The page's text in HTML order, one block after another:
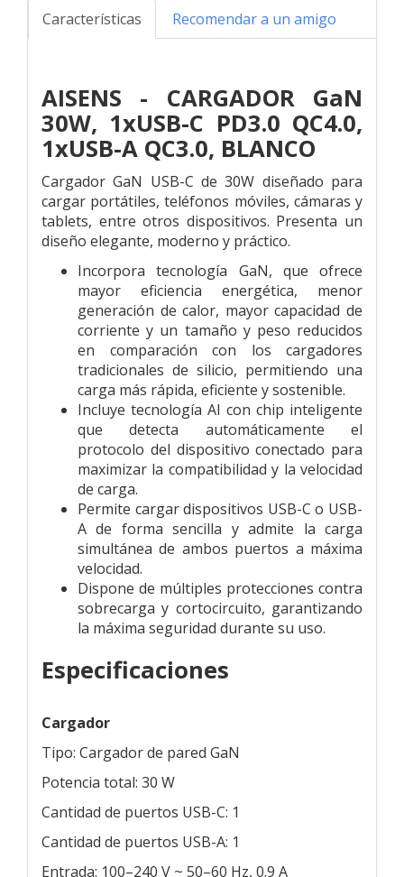
Características Recomendar a un amigo
AISENS - CARGADOR GaN
30W, 1xUSB-C PD3.0 QC4.0,
1xUSB-A QC3.0, BLANCO
Cargador GaN USB-C de 30W diseñado para
cargar portátiles, teléfonos móviles, cámaras y
tablets, entre otros dispositivos. Presenta un
diseño elegante, moderno y práctico.
Incorpora tecnología GaN, que ofrece
mayor eficiencia energética, menor
generación de calor, mayor capacidad de
corriente y un tamaño y peso reducidos
en comparación con los cargadores
tradicionales de silicio, permitiendo una
carga más rápida, eficiente y sostenible.
Incluye tecnología AI con chip inteligente
que detecta automáticamente el
protocolo del dispositivo conectado para
maximizar la compatibilidad y la velocidad
de carga.
Permite cargar dispositivos USB-C o USB-
A de forma sencilla y admite la carga
simultánea de ambos puertos a máxima
velocidad.
Dispone de múltiples protecciones contra
sobrecarga y cortocircuito, garantizando
la máxima seguridad durante su uso.
Especificaciones
Cargador
Tipo: Cargador de pared GaN
Potencia total: 30 W
Cantidad de puertos USB-C: 1
Cantidad de puertos USB-A: 1
Entrada: 100–240 V ~ 50–60 Hz, 0.9 A